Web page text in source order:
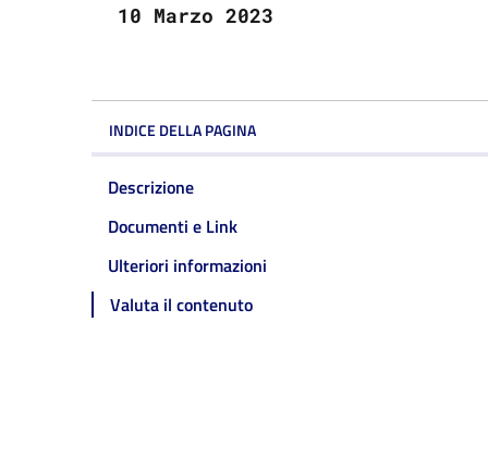
10 Marzo 2023
INDICE DELLA PAGINA
Descrizione
Documenti e Link
Ulteriori informazioni
Valuta il contenuto